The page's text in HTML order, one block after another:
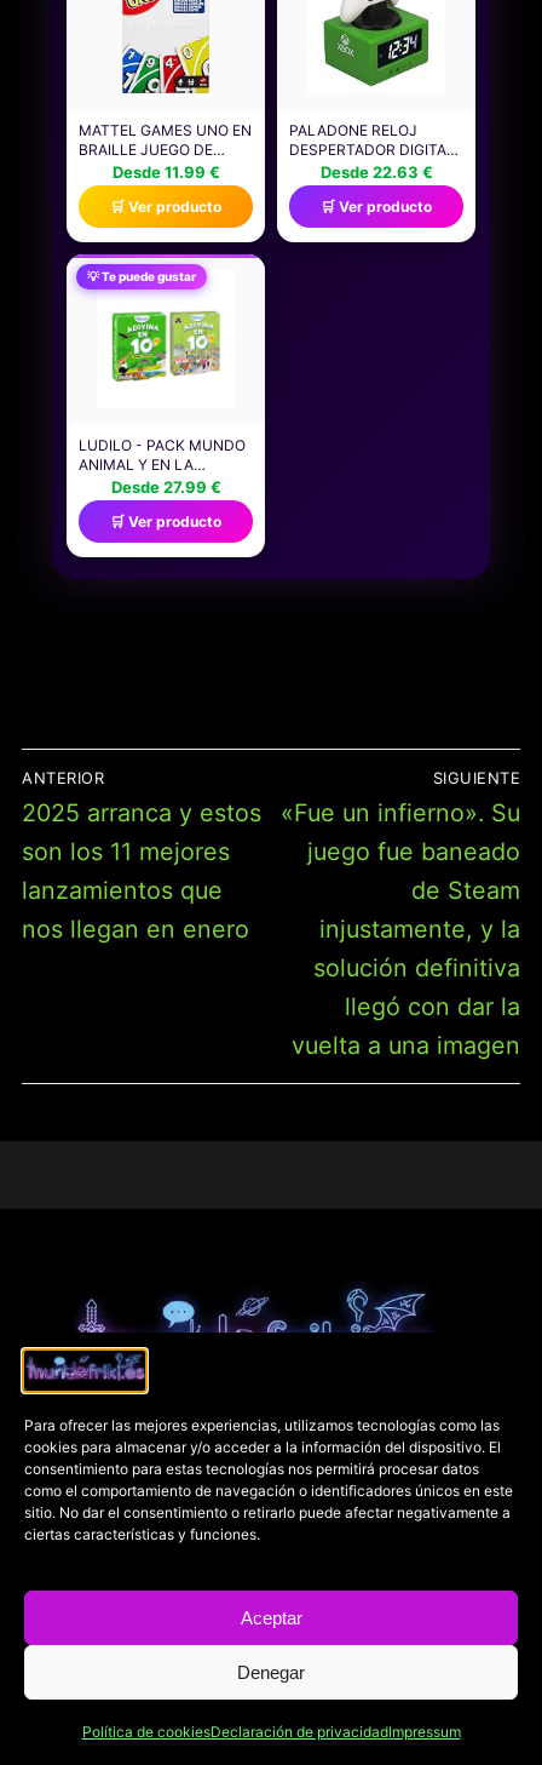
Para ofrecer las mejores experiencias, utilizamos tecnologías como las
cookies para almacenar y/o acceder a la información del dispositivo. El
consentimiento para estas tecnologías nos permitirá procesar datos
como el comportamiento de navegación o identificadores únicos en este
sitio. No dar el consentimiento o retirarlo puede afectar negativamente a
ciertas características y funciones.
Aceptar
Denegar
Política de cookiesDeclaración de privacidadImpressum
MATTEL GAMES UNO EN
BRAILLE JUEGO DE
CARTAS CON BARAJA
DISEÑADA
ESPECIALMENTE PARA
PERSONAS CIEGAS Y
CON BAJA VISIÓN, APTO
PARA NIÑOS Y NIÑAS, Y
PARA NOCHES DE
FIESTAS, JMK87
Desde 11.99 €
🛒 Ver producto
PALADONE RELOJ
DESPERTADOR DIGITAL
CON CONTROL DE XBOX
CON FUNCIÓN DE LUZ
NOCTURNA, LICENCIA
OFICIAL DE JUEGOS Y
DECORACIÓN DE
Desde 22.63 €
🛒 Ver producto
💡 Te puede gustar
LUDILO - PACK MUNDO
ANIMAL Y EN LA
CIUDAD | JUEGOS DE
MESA NIÑOS 6 AÑOS
FAMILIARES | JUEGOS
EDUCATIVOS 6 AÑOS +2
JUGADORES | JUEGO
MESA | REGALOS
Desde 27.99 €
🛒 Ver producto
DE
ENTRADAS
ANTERIOR
Entrada
anterior:
2025 arranca y estos
son los 11 mejores
lanzamientos que
nos llegan en enero
SIGUIENTE
Entrada
siguiente:
«Fue un infierno». Su
juego fue baneado
de Steam
injustamente, y la
solución definitiva
llegó con dar la
vuelta a una imagen
¡Descubre lo que te hemos preparado!
💥Fandom
🔥Tienda friki
🎬 Cine y series
📗 Cultura
📡 Nintendo